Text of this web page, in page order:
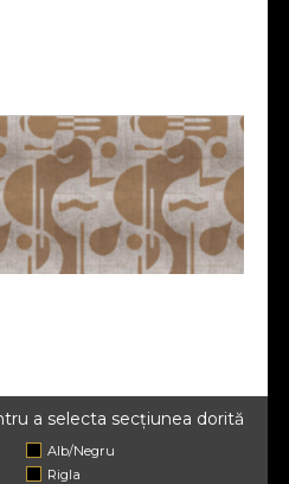
a selecta secțiunea dorită
Alb/Negru
Rigla